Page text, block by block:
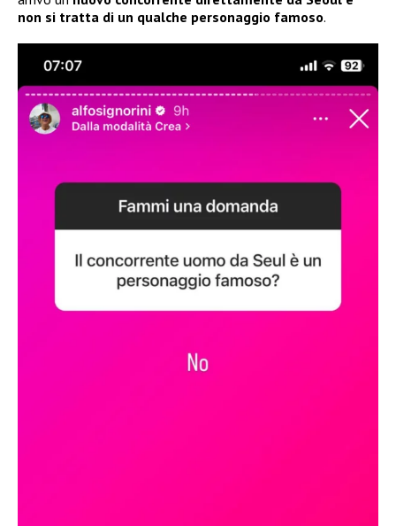
non si tratta di un qualche personaggio famoso.